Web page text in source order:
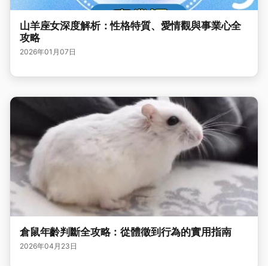
山羊座女深度解析：性格特質、愛情觀與事業心全
攻略
2026年01月07日
倉鼠年齡判斷全攻略：從體徵到行為的實用指南
2026年04月23日